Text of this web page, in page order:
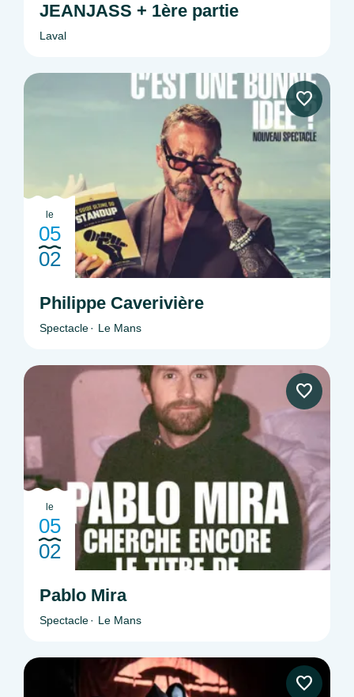
JEANJASS + 1ère partie
Laval
le
05
02
Philippe Caverivière
Spectacle Le Mans
le
05
02
Pablo Mira
Spectacle Le Mans